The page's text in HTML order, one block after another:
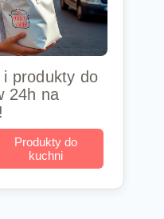
produkty do
24h na
Produkty do
kuchni